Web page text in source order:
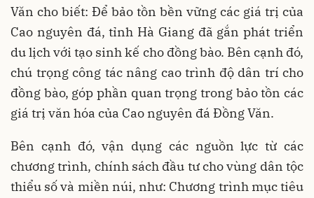
Văn cho biết: Để bảo tồn bền vững các giá trị của
Cao nguyên đá, tỉnh Hà Giang đã gắn phát triển
du lịch với tạo sinh kế cho đồng bào. Bên cạnh đó,
chú trọng công tác nâng cao trình độ dân trí cho
đồng bào, góp phần quan trọng trong bảo tồn các
giá trị văn hóa của Cao nguyên đá Đồng Văn.
Bên cạnh đó, vận dụng các nguồn lực từ các
chương trình, chính sách đầu tư cho vùng dân tộc
thiểu số và miền núi, như: Chương trình mục tiêu